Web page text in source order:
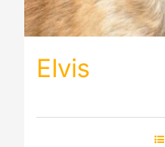
Elvis